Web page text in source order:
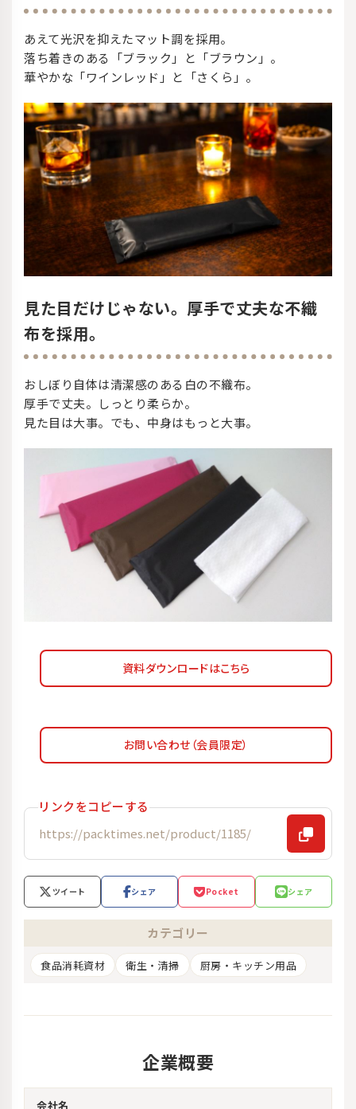
あえて光沢を抑えたマット調を採用。
落ち着きのある「ブラック」と「ブラウン」。
華やかな「ワインレッド」と「さくら」。
見た目だけじゃない。厚手で丈夫な不織
布を採用。
おしぼり自体は清潔感のある白の不織布。
厚手で丈夫。しっとり柔らか。
見た目は大事。でも、中身はもっと大事。
資料ダウンロードはこちら
お問い合わせ（会員限定）
リンクをコピーする
ツイート シェア Pocket シェア
カテゴリー
食品消耗資材 衛生・清掃 厨房・キッチン用品
企業概要
会社名